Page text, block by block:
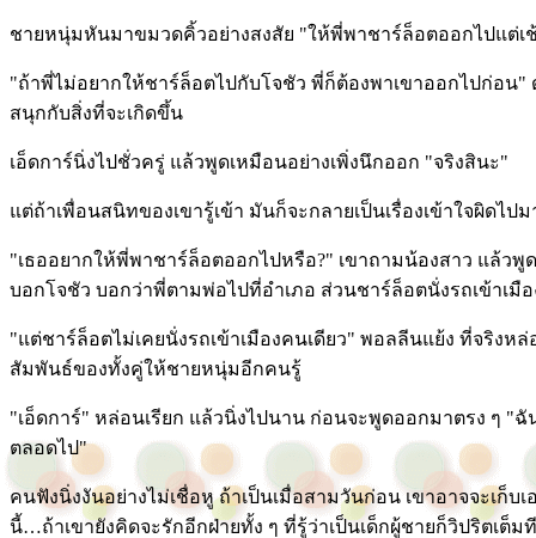
ชายหนุ่มหันมาขมวดคิ้วอย่างสงสัย "ให้พี่พาชาร์ล็อตออกไปแต่เ
"ถ้าพี่ไม่อยากให้ชาร์ล็อตไปกับโจชัว พี่ก็ต้องพาเขาออกไปก่อน
สนุกกับสิ่งที่จะเกิดขึ้น
เอ็ดการ์นิ่งไปชั่วครู่ แล้วพูดเหมือนอย่างเพิ่งนึกออก "จริงสินะ"
แต่ถ้าเพื่อนสนิทของเขารู้เข้า มันก็จะกลายเป็นเรื่องเข้าใจผิดไป
"เธออยากให้พี่พาชาร์ล็อตออกไปหรือ?" เขาถามน้องสาว แล้ว
บอกโจชัว บอกว่าพี่ตามพ่อไปที่อำเภอ ส่วนชาร์ล็อตนั่งรถเข้าเมื
"แต่ชาร์ล็อตไม่เคยนั่งรถเข้าเมืองคนเดียว" พอลลีนแย้ง ที่จริง
สัมพันธ์ของทั้งคู่ให้ชายหนุ่มอีกคนรู้
"เอ็ดการ์" หล่อนเรียก แล้วนิ่งไปนาน ก่อนจะพูดออกมาตรง ๆ "
ตลอดไป"
คนฟังนิ่งงันอย่างไม่เชื่อหู ถ้าเป็นเมื่อสามวันก่อน เขาอาจจะเก็
นี้…ถ้าเขายังคิดจะรักอีกฝ่ายทั้ง ๆ ที่รู้ว่าเป็นเด็กผู้ชายก็วิปริตเต็ม